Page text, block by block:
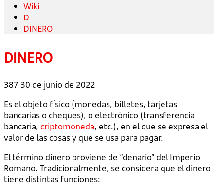
Wiki
D
DINERO
DINERO
387 30 de junio de 2022
Es el objeto físico (monedas, billetes, tarjetas
bancarias o cheques), o electrónico (transferencia
bancaria, criptomoneda, etc.), en el que se expresa el
valor de las cosas y que se usa para pagar.
El término dinero proviene de “denario” del Imperio
Romano. Tradicionalmente, se considera que el dinero
tiene distintas funciones: